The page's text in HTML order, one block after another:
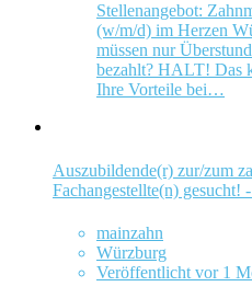
Stellenangebot:
(w/m/d) im Herzen
müssen nur
bezahlt? HALT! Das
Ihre Vorteile bei…
Auszubildende(r) zur/zum
Fachangestellte(n) gesucht!
mainzahn
Würzburg
Veröffentlicht vor 1